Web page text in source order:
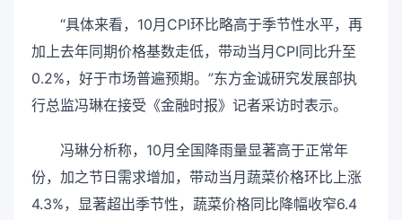
“具体来看，10月CPI环比略高于季节性水平，再
加上去年同期价格基数走低，带动当月CPI同比升至
0.2%，好于市场普遍预期。”东方金诚研究发展部执
行总监冯琳在接受《金融时报》记者采访时表示。
冯琳分析称，10月全国降雨量显著高于正常年
份，加之节日需求增加，带动当月蔬菜价格环比上涨
4.3%，显著超出季节性，蔬菜价格同比降幅收窄6.4